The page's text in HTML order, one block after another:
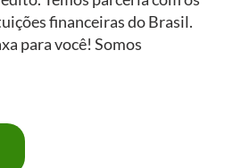
financeiras do Brasil.
para você! Somos